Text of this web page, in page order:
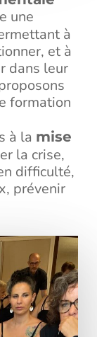
une
à
et à
dans leur
formation
à la mise
la crise,
difficulté,
prévenir